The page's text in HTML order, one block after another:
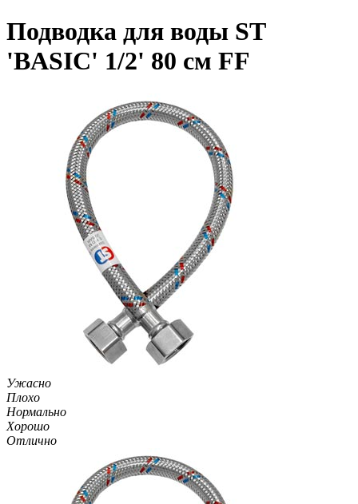
Подводка для воды ST
'BASIC' 1/2' 80 см FF
Ужасно
Плохо
Нормально
Хорошо
Отлично